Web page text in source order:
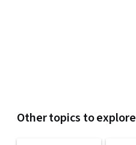
Other topics to explore